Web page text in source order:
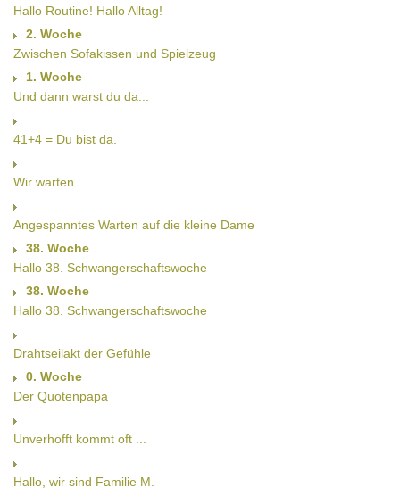
Hallo Routine! Hallo Alltag!
2. Woche
Zwischen Sofakissen und Spielzeug
1. Woche
Und dann warst du da...
41+4 = Du bist da.
Wir warten ...
Angespanntes Warten auf die kleine Dame
38. Woche
Hallo 38. Schwangerschaftswoche
38. Woche
Hallo 38. Schwangerschaftswoche
Drahtseilakt der Gefühle
0. Woche
Der Quotenpapa
Unverhofft kommt oft ...
Hallo, wir sind Familie M.